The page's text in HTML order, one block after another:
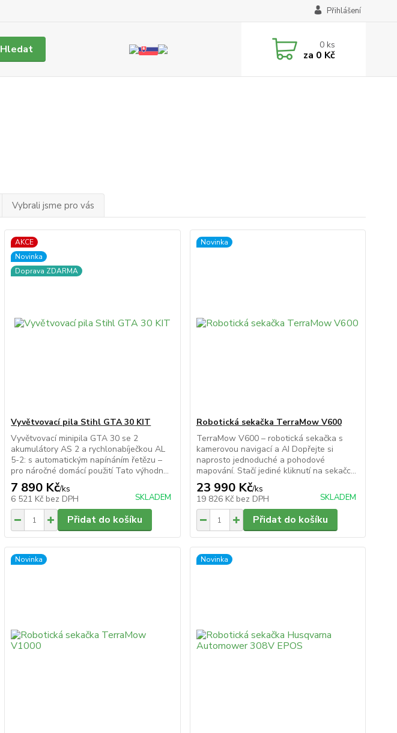
Přihlášení
Hledat 0ks
za 0 Kč
Vybrali jsme pro vás
AKCE
Novinka
Doprava ZDARMA
Vyvětvovací pila Stihl GTA 30 KIT
Vyvětvovací minipila GTA 30 se 2
akumulátory AS 2 a rychlonabíječkou AL
5-2: s automatickým napínáním řetězu –
pro náročné domácí použití Tato výhodn...
7 890 Kč/ks
6 521 Kč bez DPH SKLADEM
Přidat do košíku
Novinka
Robotická sekačka TerraMow V600
TerraMow V600 – robotická sekačka s
kamerovou navigací a AI Dopřejte si
naprosto jednoduché a pohodové
mapování. Stačí jediné kliknutí na sekačc...
23 990 Kč/ks
19 826 Kč bez DPH SKLADEM
Přidat do košíku
Novinka Novinka